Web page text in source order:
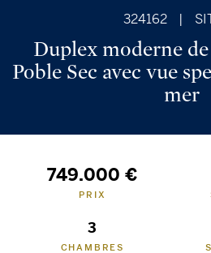
324162
Duplex moderne
Poble Sec avec vue
mer
749.000 €
PRIX
3
CHAMBRES